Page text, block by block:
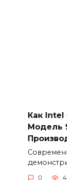
Как
Модель
0